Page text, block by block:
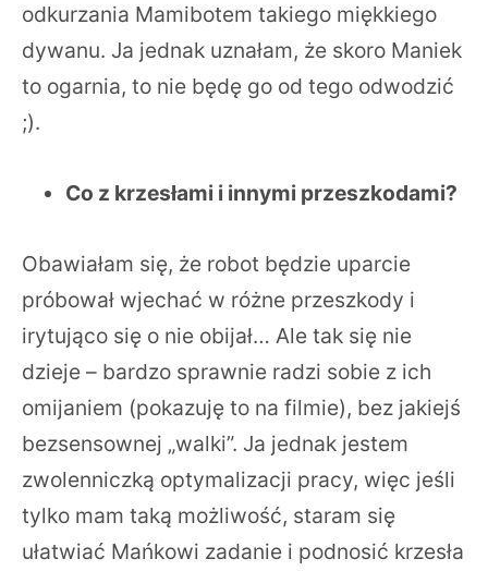
odkurzania Mamibotem takiego miękkiego
dywanu. Ja jednak uznałam, że skoro Maniek
to ogarnia, to nie będę go od tego odwodzić
;).
Co z krzesłami i innymi przeszkodami?
Obawiałam się, że robot będzie uparcie
próbował wjechać w różne przeszkody i
irytująco się o nie obijał… Ale tak się nie
dzieje – bardzo sprawnie radzi sobie z ich
omijaniem (pokazuję to na filmie), bez jakiejś
bezsensownej „walki”. Ja jednak jestem
zwolenniczką optymalizacji pracy, więc jeśli
tylko mam taką możliwość, staram się
ułatwiać Mańkowi zadanie i podnosić krzesła